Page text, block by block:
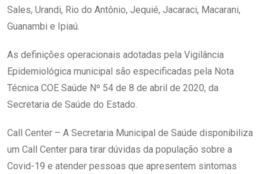
Sales, Urandi, Rio do Antônio, Jequié, Jacaraci, Macarani,
Guanambi e Ipiaú.
As definições operacionais adotadas pela Vigilância
Epidemiológica municipal são especificadas pela Nota
Técnica COE Saúde Nº 54 de 8 de abril de 2020, da
Secretaria de Saúde do Estado.
Call Center – A Secretaria Municipal de Saúde disponibiliza
um Call Center para tirar dúvidas da população sobre a
Covid-19 e atender pessoas que apresentem sintomas